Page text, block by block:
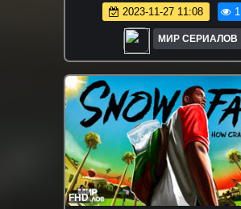
2023-11-27 11:08
МИР СЕРИАЛОВ
FHD